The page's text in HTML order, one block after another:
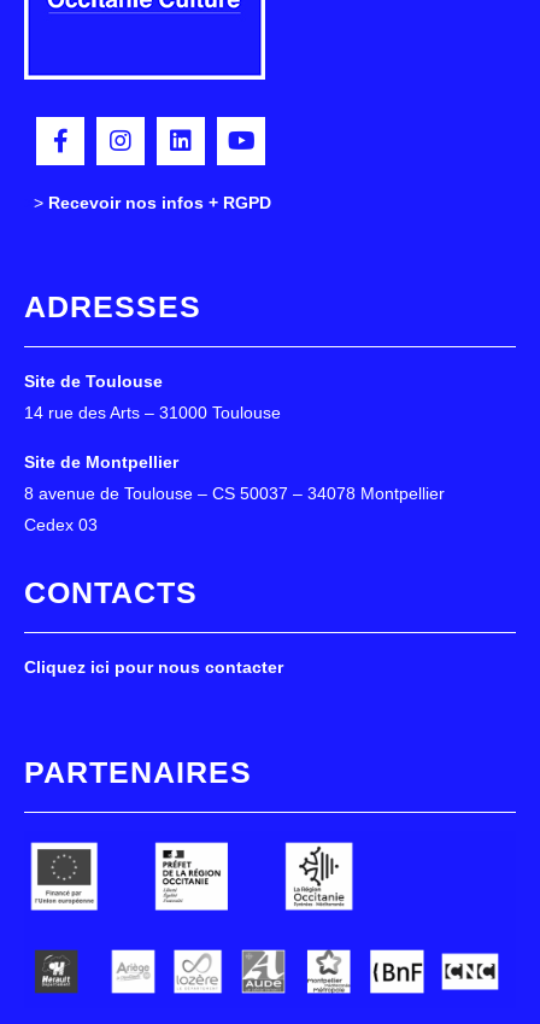
> Recevoir nos infos + RGPD
ADRESSES
Site de Toulouse
14 rue des Arts – 31000 Toulouse
Site de Montpellier
8 avenue de Toulouse – CS 50037 – 34078 Montpellier
Cedex 03
CONTACTS
Cliquez ici pour nous contacter
PARTENAIRES